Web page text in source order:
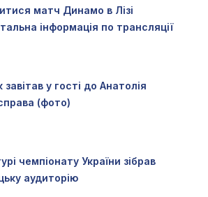
матч Динамо в Лізі
інформація по трансляції
у гості до Анатолія
(фото)
чемпіонату України зібрав
аудиторію